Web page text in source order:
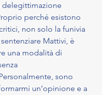
perché esistono
non solo la funivia
Mattivi, è
una modalità di
sono
un’opinione e a